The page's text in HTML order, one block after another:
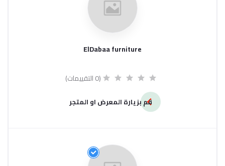
ElDabaa furniture
(0 التقييمات)
قم بزيارة المعرض او المتجر